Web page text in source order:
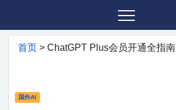
首页 > ChatGPT Plus会员开通全指南
国外AI